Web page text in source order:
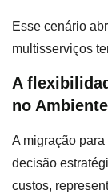
Esse cenário
multisserviços
A
no
A migração
decisão
custos,